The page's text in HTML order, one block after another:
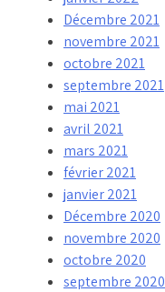
Décembre 2021
novembre 2021
octobre 2021
septembre 2021
mai 2021
avril 2021
mars 2021
février 2021
janvier 2021
Décembre 2020
novembre 2020
octobre 2020
septembre 2020